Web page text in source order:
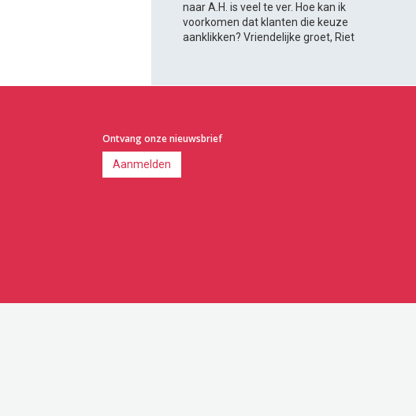
naar A.H. is veel te ver. Hoe kan ik
voorkomen dat klanten die keuze
aanklikken? Vriendelijke groet, Riet
Ontvang onze nieuwsbrief
Aanmelden